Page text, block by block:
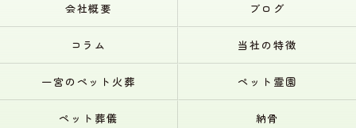
会社概要 ブログ
コラム 当社の特徴
一宮のペット火葬 ペット霊園
ペット葬儀 納骨